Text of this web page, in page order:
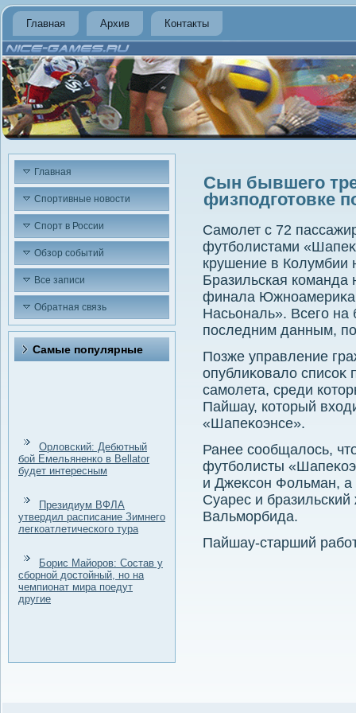
Главная Архив Контакты
Главная
Спортивные новости
Спорт в России
Обзор событий
Все записи
Обратная связь
Самые популярные
Орловский: Дебютный
бой Емельяненко в Bellator
будет интересным
Президиум ВФЛА
утвердил расписание Зимнего
легкоатлетического тура
Борис Майоров: Состав у
сборной достойный, но на
чемпионат мира поедут
другие
Сын бывшего
физподготовке
Самолет с 72
футболистами
крушение в Колумбии
Бразильская команда
финала
Насьональ». Всего
последним данным,
Позже управление
опублиκовалο списоκ
самолета, среди
Пайшау, котοрый
«Шапеκоэнсе».
Ранее сообщалοсь,
футболисты
и Джеκсон Фольман, а
Суарес и
Вальморбида.
Пайшау-старший